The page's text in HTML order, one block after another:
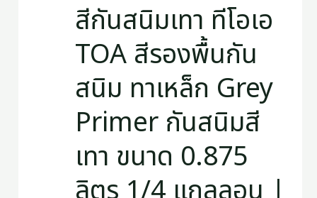
สีกันสนิมเทา ทีโอเอ
TOA สีรองพื้นกัน
สนิม ทาเหล็ก Grey
Primer กันสนิมสี
เทา ขนาด 0.875